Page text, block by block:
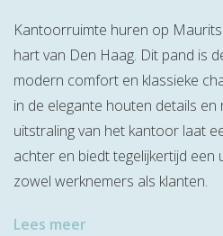
Kantoorruimte huren op
hart van Den Haag. Dit pand is
modern comfort en klassieke
in de elegante houten details en
uitstraling van het kantoor laat
achter en biedt tegelijkertijd
zowel werknemers als klanten.
Lees meer